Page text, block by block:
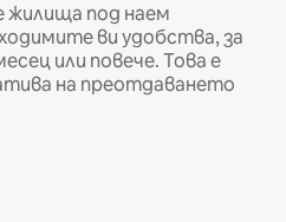
жилища под наем
ви удобства, за
или повече. Това е
на преотдаването